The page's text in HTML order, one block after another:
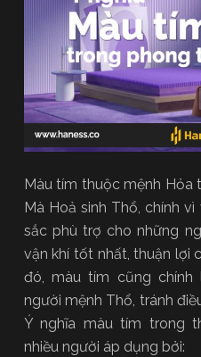
Màu tím thuộc mệnh Hỏa
Mà Hoả sinh Thổ, chính
sắc phù trợ cho những
vận khí tốt nhất, thuận lợi
đó, màu tím cũng
người mệnh Thổ, tránh
Ý nghĩa màu tím trong
nhiều người áp dụng bởi: